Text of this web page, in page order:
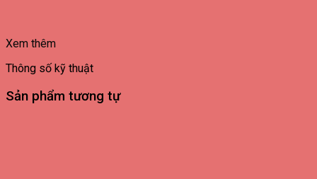
Xem thêm
Thông số kỹ thuật
Sản phẩm tương tự